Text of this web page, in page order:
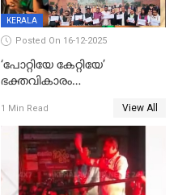
KERALA
Posted On 16-12-2025
‘പോറ്റിയേ കേറ്റിയേ’
ഭക്തവികാരം
ഡിജിപിക്ക് പരാതി; ശക്തമായ
നടപടി വേണമെന്നു
സിപിഐഎമ്മും
1 Min Read View All